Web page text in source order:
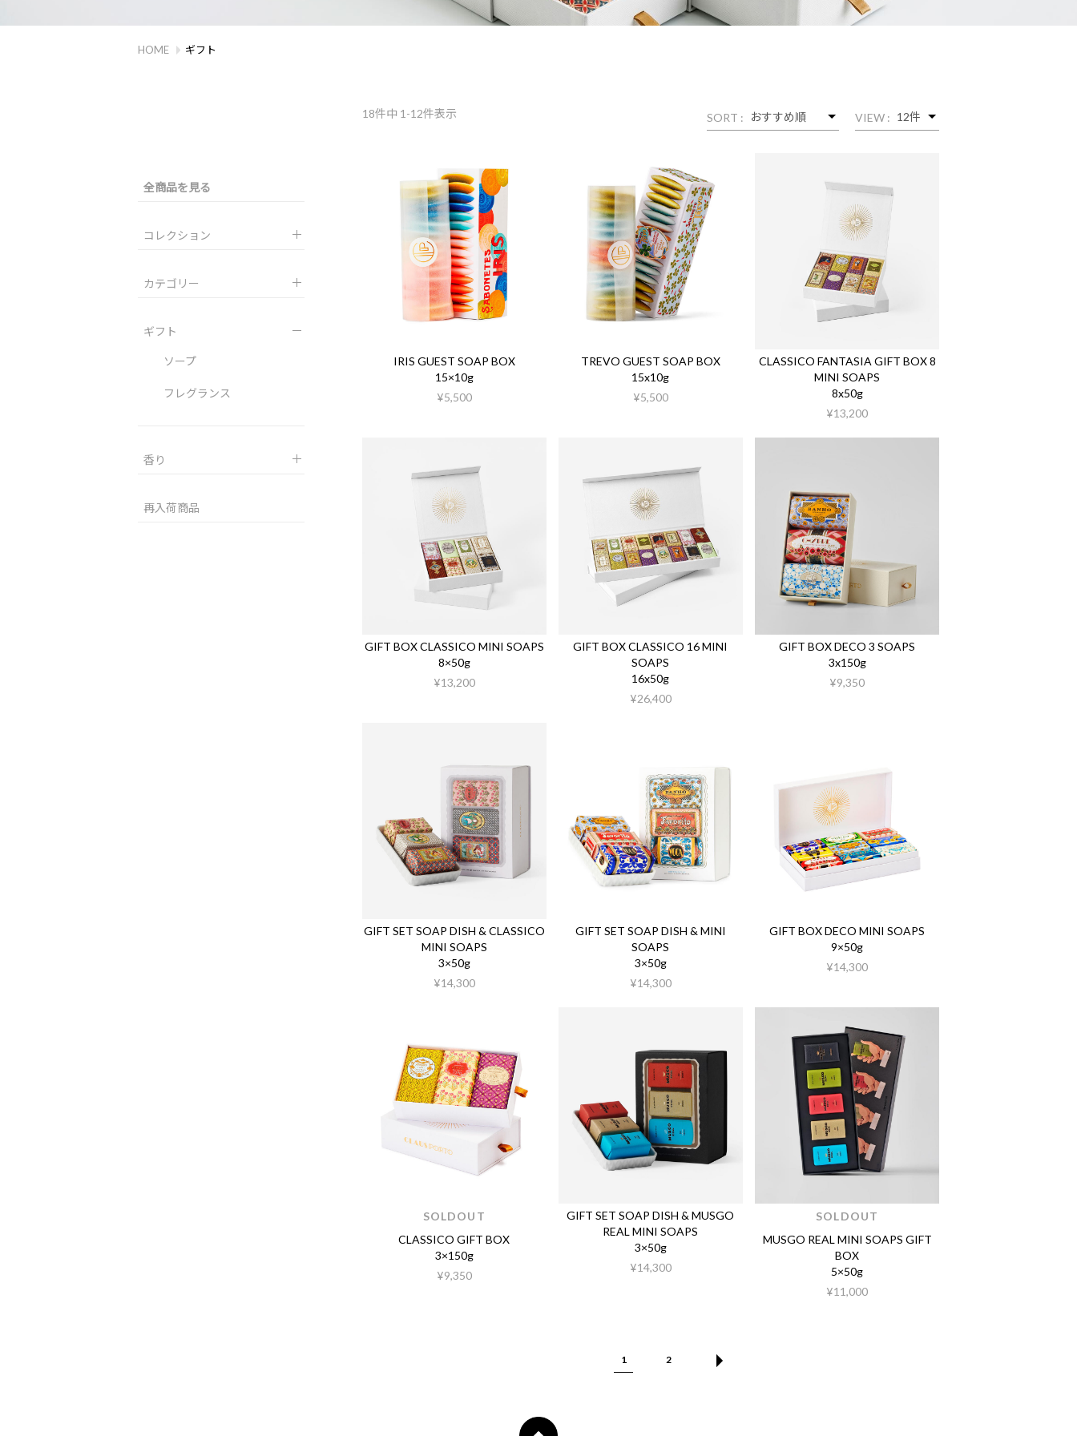
HOME ギフト
全商品を見る
コレクション
カテゴリー
ギフト
ソープ
フレグランス
香り
再入荷商品
18件中 1-12件表示 SORT : VIEW :
IRIS GUEST SOAP BOX
15×10g
¥5,500
TREVO GUEST SOAP BOX
15x10g
¥5,500
CLASSICO FANTASIA GIFT BOX 8
MINI SOAPS
8x50g
¥13,200
GIFT BOX CLASSICO MINI SOAPS
8×50g
¥13,200
GIFT BOX CLASSICO 16 MINI
SOAPS
16x50g
¥26,400
GIFT BOX DECO 3 SOAPS
3x150g
¥9,350
GIFT SET SOAP DISH & CLASSICO
MINI SOAPS
3×50g
¥14,300
GIFT SET SOAP DISH & MINI
SOAPS
3×50g
¥14,300
GIFT BOX DECO MINI SOAPS
9×50g
¥14,300
SOLDOUT
CLASSICO GIFT BOX
3×150g
¥9,350
GIFT SET SOAP DISH & MUSGO
REAL MINI SOAPS
3×50g
¥14,300
SOLDOUT
MUSGO REAL MINI SOAPS GIFT
BOX
5×50g
¥11,000
1 2